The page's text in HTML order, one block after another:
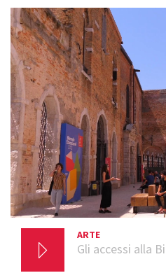
ARTE
Gli accessi alla